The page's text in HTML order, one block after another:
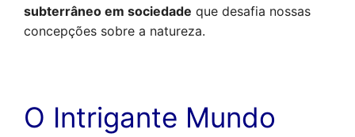
subterrâneo em sociedade que desafia nossas
concepções sobre a natureza.
O Intrigante Mundo